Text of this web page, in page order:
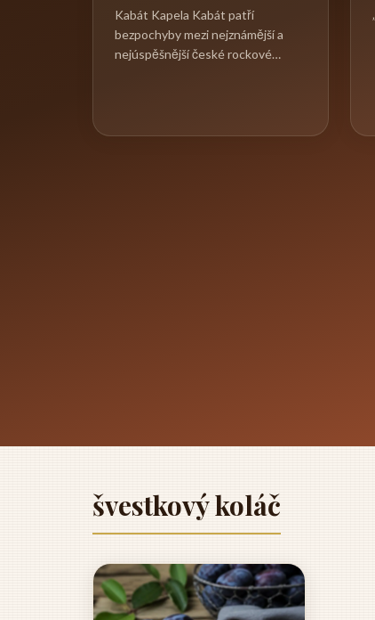
Kabát Kapela Kabát patří
bezpochyby mezi nejznámější a
nejúspěšnější české rockové
švestkový koláč